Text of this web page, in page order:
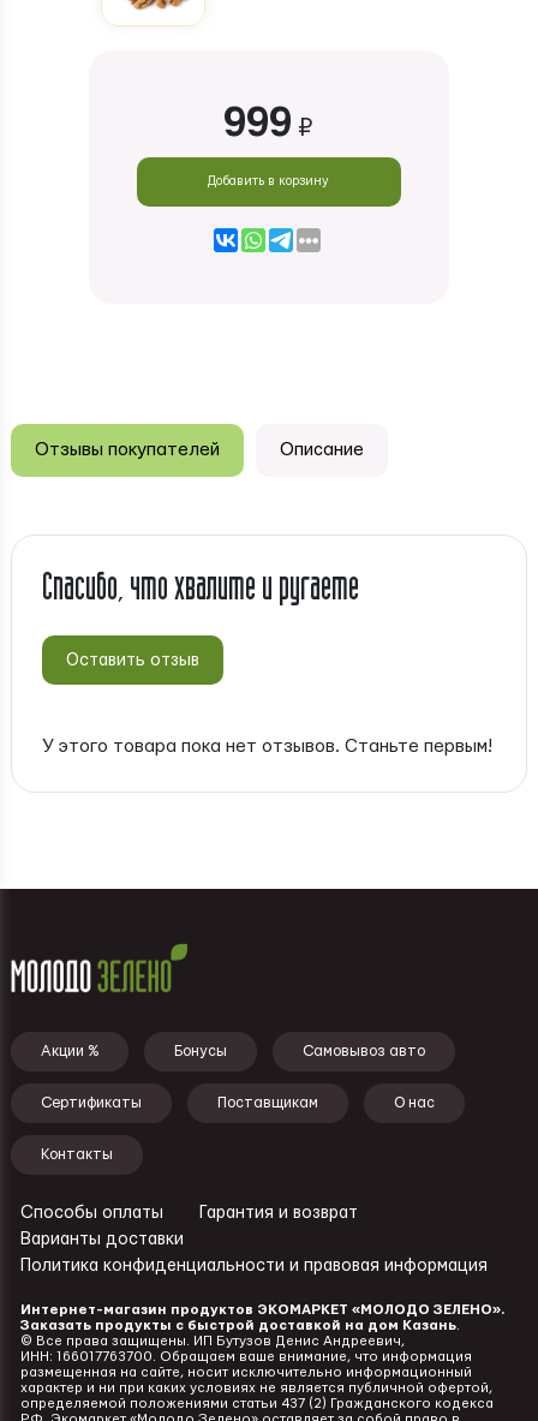
999 ₽
Добавить в корзину
Отзывы покупателей Описание
Спасибо, что хвалите и ругаете
Оставить отзыв
У этого товара пока нет отзывов. Станьте первым!
Подвал - меню
Акции % Бонусы Самовывоз авто
Сертификаты Поставщикам О нас
Контакты
Ссылки - подвал
Способы оплаты
Гарантия и возврат
Варианты доставки
Политика конфиденциальности и правовая информация
Интернет-магазин продуктов ЭКОМАРКЕТ «МОЛОДО ЗЕЛЕНО».
Заказать продукты с быстрой доставкой на дом Казань.
©️ Все права защищены. ИП Бутузов Денис Андреевич,
ИНН: 166017763700. Обращаем ваше внимание, что информация
размещенная на сайте, носит исключительно информационный
характер и ни при каких условиях не является публичной офертой,
определяемой положениями статьи 437 (2) Гражданского кодекса